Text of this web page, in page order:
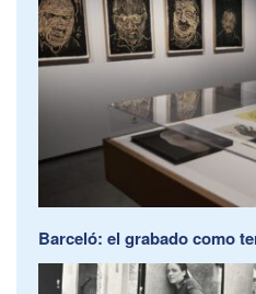
Barceló: el grabado como